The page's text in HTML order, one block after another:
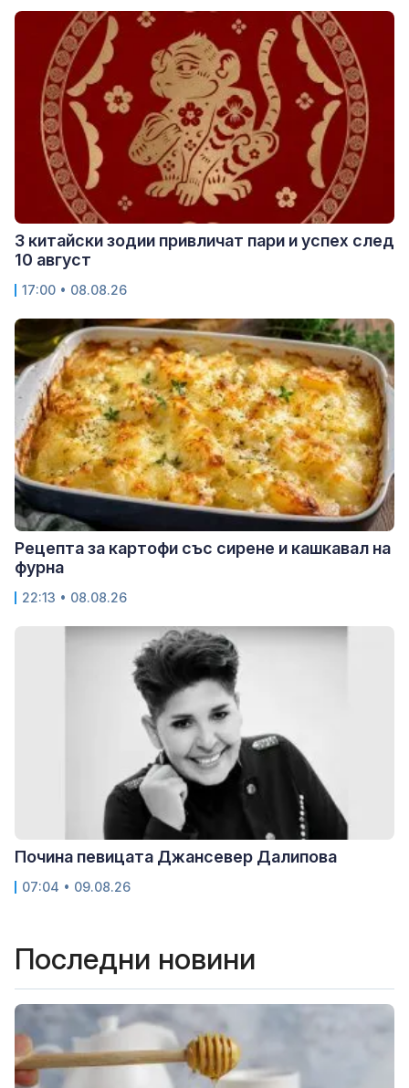
3 китайски зодии привличат пари и успех след
10 август
17:00 • 08.08.26
Рецепта за картофи със сирене и кашкавал на
фурна
22:13 • 08.08.26
Почина певицата Джансевер Далипова
07:04 • 09.08.26
Последни новини